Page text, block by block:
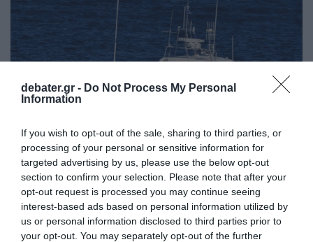
debater.gr - Do Not Process My Personal
Information
If you wish to opt-out of the sale, sharing to third parties, or
processing of your personal or sensitive information for
targeted advertising by us, please use the below opt-out
section to confirm your selection. Please note that after your
opt-out request is processed you may continue seeing
interest-based ads based on personal information utilized by
us or personal information disclosed to third parties prior to
your opt-out. You may separately opt-out of the further
ΕΛΛΑΔΑ
Πολύωρη καταδίωξη ταχύπλοου μεταξύ Χίου
και Κέρου – Μετέφερε 15 αλλοδαπούς από
τα τουρκικά χωρικά ύδατα